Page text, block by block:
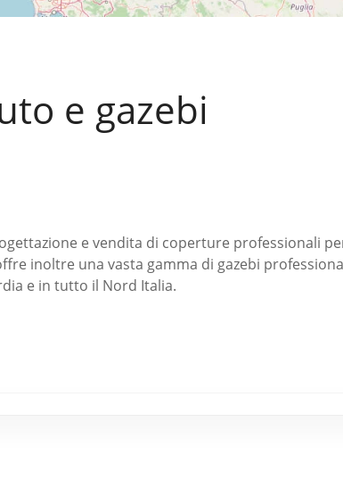
e gazebi
e vendita di coperture professionali
inoltre una vasta gamma di gazebi
e in tutto il Nord Italia.